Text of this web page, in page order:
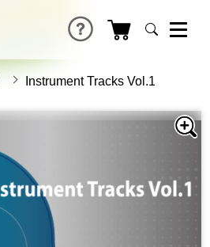
Instrument Tracks Vol.1